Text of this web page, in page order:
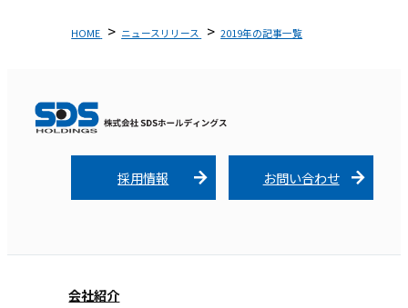
HOME ニュースリリース 2019年の記事一覧
採用情報 お問い合わせ
会社紹介